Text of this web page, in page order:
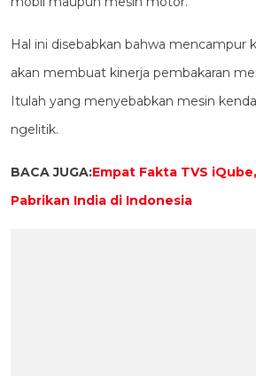
Hal ini disebabkan bahwa mencampur
akan membuat kinerja pembakaran
Itulah yang menyebabkan mesin
ngelitik.
BACA JUGA:Empat Fakta TVS
Pabrikan India di Indonesia